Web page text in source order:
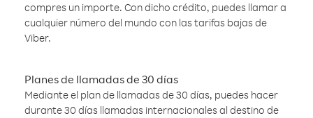
compres un importe. Con dicho crédito, puedes llamar a
cualquier número del mundo con las tarifas bajas de
Viber.
Planes de llamadas de 30 días
Mediante el plan de llamadas de 30 días, puedes hacer
durante 30 días llamadas internacionales al destino de